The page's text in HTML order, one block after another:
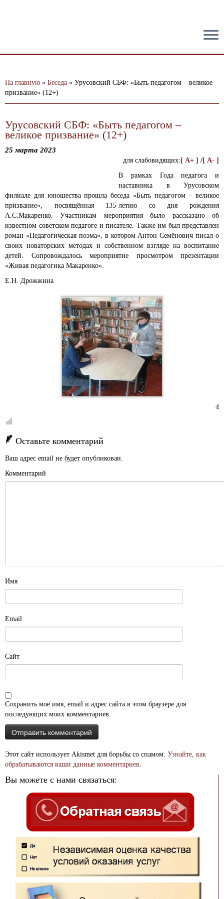
На главную » Беседа » Урусовский СБФ: «Быть педагогом – великое
призвание» (12+)
Урусовский СБФ: «Быть педагогом –
великое призвание» (12+)
25 марта 2023
для слабовидящих: [ A+ ] /[ A- ]
В рамках Года педагога и
наставника в Урусовском
филиале для юношества прошла беседа «Быть педагогом – великое
призвание», посвящённая 135-летию со дня рождения
А.С.Макаренко. Участникам мероприятия было рассказано об
известном советском педагоге и писателе. Также им был представлен
роман «Педагогическая поэма», в котором Антон Семёнович писал о
своих новаторских методах и собственном взгляде на воспитание
детей. Сопровождалось мероприятие просмотром презентации
«Живая педагогика Макаренко».
Е.Н. Дрожжина
4
Оставьте комментарий
Ваш адрес email не будет опубликован.
Комментарий
Имя
Email
Сайт
Сохранить моё имя, email и адрес сайта в этом браузере для
последующих моих комментариев.
Этот сайт использует Akismet для борьбы со спамом. Узнайте, как
обрабатываются ваши данные комментариев.
Вы можете с нами связаться: